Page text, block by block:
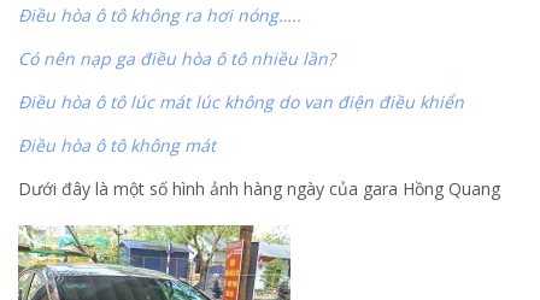
Điều hòa ô tô không ra hơi nóng…..
Có nên nạp ga điều hòa ô tô nhiều lần?
Điều hòa ô tô lúc mát lúc không do van điện điều khiển
Điều hòa ô tô không mát
Dưới đây là một số hình ảnh hàng ngày của gara Hồng Quang